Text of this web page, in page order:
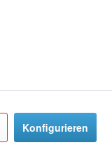
Konfigurieren